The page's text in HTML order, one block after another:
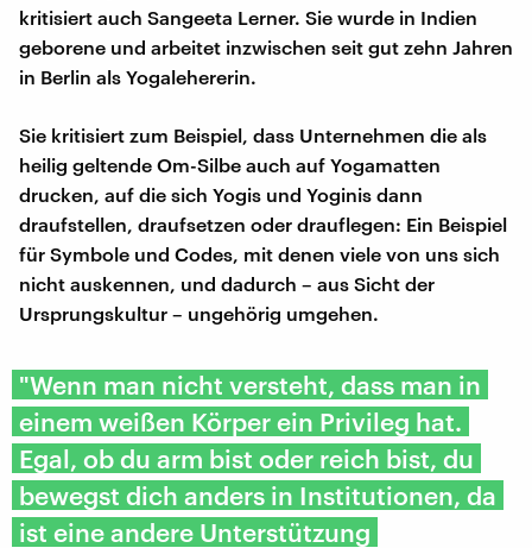
kritisiert auch Sangeeta Lerner. Sie wurde in Indien
geborene und arbeitet inzwischen seit gut zehn Jahren
in Berlin als Yogalehererin.
Sie kritisiert zum Beispiel, dass Unternehmen die als
heilig geltende Om-Silbe auch auf Yogamatten
drucken, auf die sich Yogis und Yoginis dann
draufstellen, draufsetzen oder drauflegen: Ein Beispiel
für Symbole und Codes, mit denen viele von uns sich
nicht auskennen, und dadurch – aus Sicht der
Ursprungskultur – ungehörig umgehen.
"Wenn man nicht versteht, dass man in
einem weißen Körper ein Privileg hat.
Egal, ob du arm bist oder reich bist, du
bewegst dich anders in Institutionen, da
ist eine andere Unterstützung